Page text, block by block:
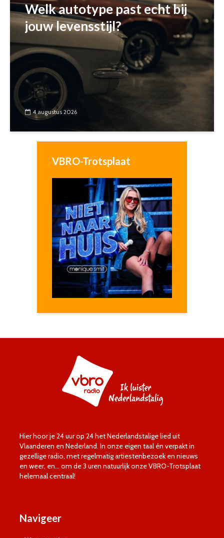
Welk autotype past echt bij
jouw levensstijl?
4 augustus 2026
VBRO-Trotsplaat
Hier hoor je 24 uur op 24 het Nederlandstalige lied uit
Vlaanderen en Nederland. In onze eigen taal én verpakt in
gezellige radio, met regelmatig artiestenbezoek en nieuws
en weer, en… om de 3 uren natuurlijk onze VBRO-Trotsplaat
helemaal centraal!
Navigeer